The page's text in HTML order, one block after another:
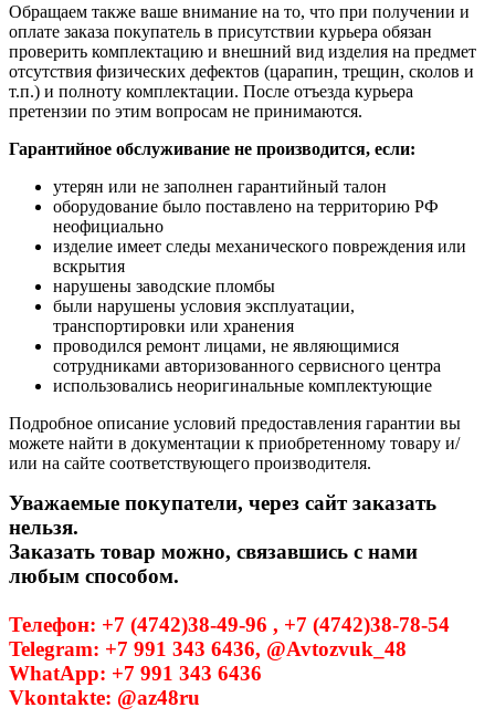
Обращаем также ваше внимание на то, что при получении и
оплате заказа покупатель в присутствии курьера обязан
проверить комплектацию и внешний вид изделия на предмет
отсутствия физических дефектов (царапин, трещин, сколов и
т.п.) и полноту комплектации. После отъезда курьера
претензии по этим вопросам не принимаются.
Гарантийное обслуживание не производится, если:
утерян или не заполнен гарантийный талон
оборудование было поставлено на территорию РФ
неофициально
изделие имеет следы механического повреждения или
вскрытия
нарушены заводские пломбы
были нарушены условия эксплуатации,
транспортировки или хранения
проводился ремонт лицами, не являющимися
сотрудниками авторизованного сервисного центра
использовались неоригинальные комплектующие
Подробное описание условий предоставления гарантии вы
можете найти в документации к приобретенному товару и/
или на сайте соответствующего производителя.
Уважаемые покупатели, через сайт заказать
нельзя.
Заказать товар можно, связавшись с нами
любым способом.
Телефон: +7 (4742)38-49-96 , +7 (4742)38-78-54
Telegram: +7 991 343 6436, @Avtozvuk_48
WhatApp: +7 991 343 6436
Vkontakte: @az48ru